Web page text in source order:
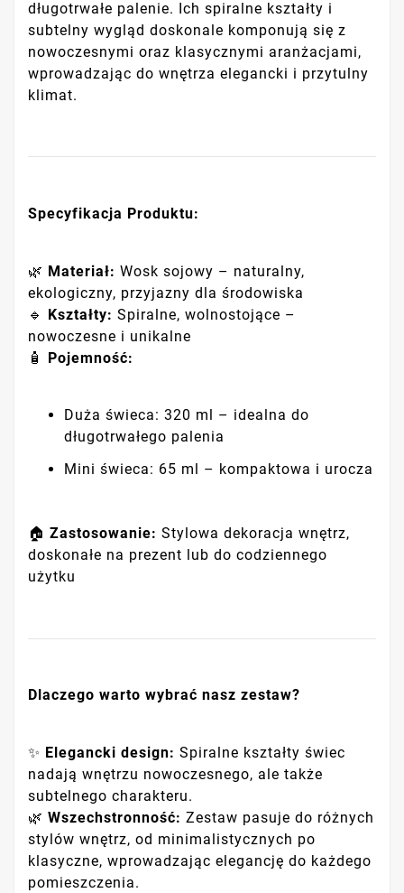
długotrwałe palenie. Ich spiralne kształty i
subtelny wygląd doskonale komponują się z
nowoczesnymi oraz klasycznymi aranżacjami,
wprowadzając do wnętrza elegancki i przytulny
klimat.
Specyfikacja Produktu:
🌿 Materiał: Wosk sojowy – naturalny,
ekologiczny, przyjazny dla środowiska
🔹 Kształty: Spiralne, wolnostojące –
nowoczesne i unikalne
🧴 Pojemność:
Duża świeca: 320 ml – idealna do
długotrwałego palenia
Mini świeca: 65 ml – kompaktowa i urocza
🏠 Zastosowanie: Stylowa dekoracja wnętrz,
doskonałe na prezent lub do codziennego
użytku
Dlaczego warto wybrać nasz zestaw?
✨ Elegancki design: Spiralne kształty świec
nadają wnętrzu nowoczesnego, ale także
subtelnego charakteru.
🌿 Wszechstronność: Zestaw pasuje do różnych
stylów wnętrz, od minimalistycznych po
klasyczne, wprowadzając elegancję do każdego
pomieszczenia.